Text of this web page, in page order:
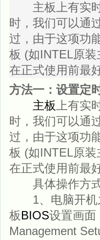
主板上有实时
时，我们可以通
过，由于这项功
板 (如INTEL原
在正式使用前最
方法一：设置定
主板 上有实
时，我们可以通
过，由于这项功
板 (如INTEL原
在正式使用前最
具体操作方式
1、电脑开机之
板BIOS设置画面
Management